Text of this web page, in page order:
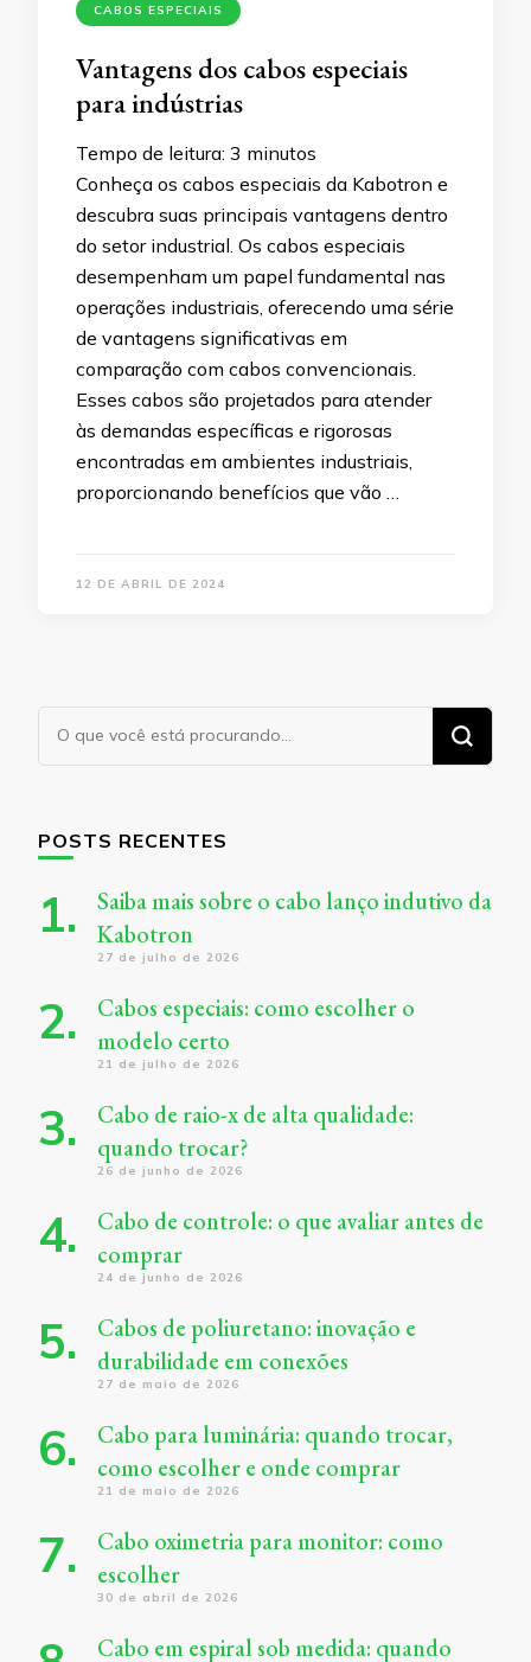
CABOS ESPECIAIS
Vantagens dos cabos especiais
para indústrias
Tempo de leitura: 3 minutos
Conheça os cabos especiais da Kabotron e
descubra suas principais vantagens dentro
do setor industrial. Os cabos especiais
desempenham um papel fundamental nas
operações industriais, oferecendo uma série
de vantagens significativas em
comparação com cabos convencionais.
Esses cabos são projetados para atender
às demandas específicas e rigorosas
encontradas em ambientes industriais,
proporcionando benefícios que vão …
12 DE ABRIL DE 2024
POSTS RECENTES
Saiba mais sobre o cabo lanço indutivo da
Kabotron
27 de julho de 2026
Cabos especiais: como escolher o
modelo certo
21 de julho de 2026
Cabo de raio-x de alta qualidade:
quando trocar?
26 de junho de 2026
Cabo de controle: o que avaliar antes de
comprar
24 de junho de 2026
Cabos de poliuretano: inovação e
durabilidade em conexões
27 de maio de 2026
Cabo para luminária: quando trocar,
como escolher e onde comprar
21 de maio de 2026
Cabo oximetria para monitor: como
escolher
30 de abril de 2026
Cabo em espiral sob medida: quando